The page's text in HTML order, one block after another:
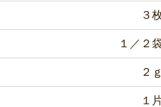
３
１／２
２
１